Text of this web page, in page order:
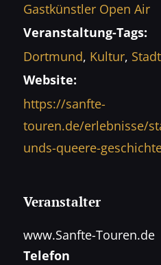
Gastkünstler Open Air
Veranstaltung-Tags:
Dortmund, Kultur,
Website:
https://sanfte-
touren.de/erlebnisse/
unds-queere-
Veranstalter
www.Sanfte-Touren.de
Telefon